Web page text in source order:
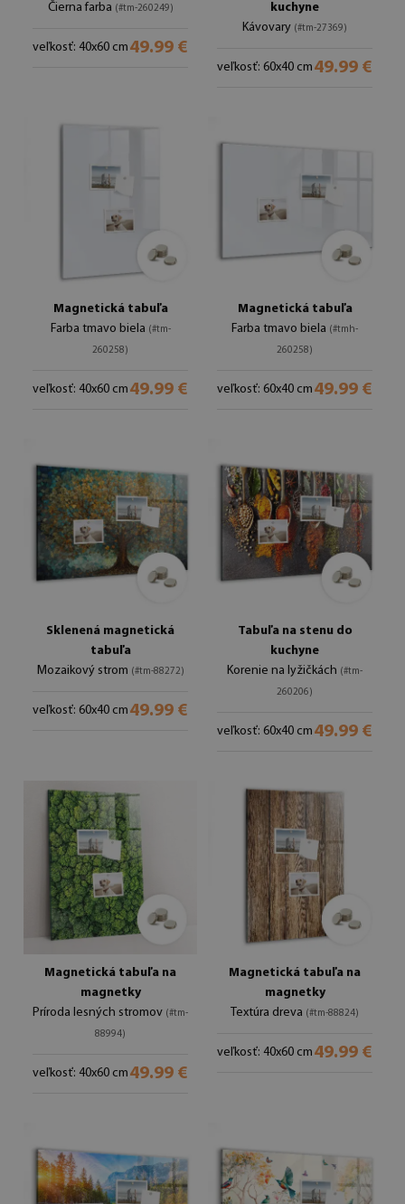
Čierna farba (#tm-260249)
veľkosť: 40x60 cm 49.99 €
kuchyne
Kávovary (#tm-27369)
veľkosť: 60x40 cm 49.99 €
Magnetická tabuľa
Farba tmavo biela (#tm-
260258)
veľkosť: 40x60 cm 49.99 €
Magnetická tabuľa
Farba tmavo biela (#tmh-
260258)
veľkosť: 60x40 cm 49.99 €
Sklenená magnetická
tabuľa
Mozaikový strom (#tm-88272)
veľkosť: 60x40 cm 49.99 €
Tabuľa na stenu do
kuchyne
Korenie na lyžičkách (#tm-
260206)
veľkosť: 60x40 cm 49.99 €
Magnetická tabuľa na
magnetky
Príroda lesných stromov (#tm-
88994)
veľkosť: 40x60 cm 49.99 €
Magnetická tabuľa na
magnetky
Textúra dreva (#tm-88824)
veľkosť: 40x60 cm 49.99 €